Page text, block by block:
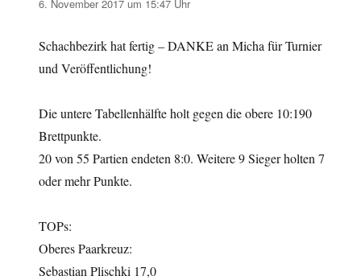
6. November 2017 um 15:47 Uhr
Schachbezirk hat fertig – DANKE an Micha für Turnier
und Veröffentlichung!
Die untere Tabellenhälfte holt gegen die obere 10:190
Brettpunkte.
20 von 55 Partien endeten 8:0. Weitere 9 Sieger holten 7
oder mehr Punkte.
TOPs:
Oberes Paarkreuz:
Sebastian Plischki 17,0